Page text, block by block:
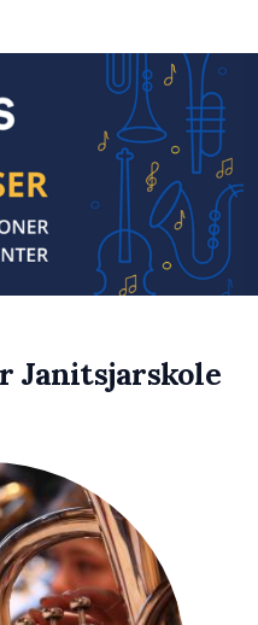
Janitsjarskole